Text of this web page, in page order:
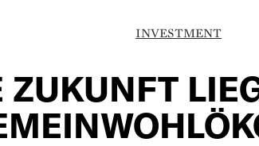
INVESTMENT
ZUKUNFT